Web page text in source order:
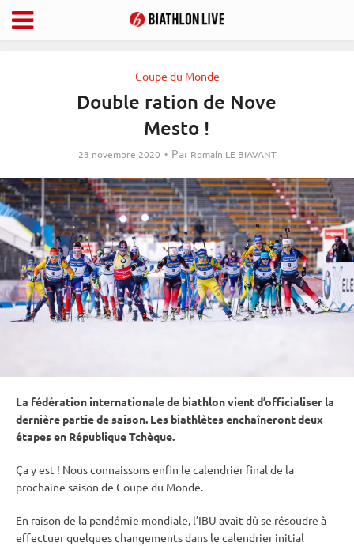
Coupe du Monde
Double ration de Nove
Mesto !
23 novembre 2020 Par Romain LE BIAVANT
La fédération internationale de biathlon vient d’officialiser la
dernière partie de saison. Les biathlètes enchaîneront deux
étapes en République Tchèque.
Ça y est ! Nous connaissons enfin le calendrier final de la
prochaine saison de Coupe du Monde.
En raison de la pandémie mondiale, l’IBU avait dû se résoudre à
effectuer quelques changements dans le calendrier initial